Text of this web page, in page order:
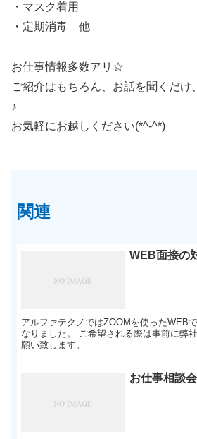
・マスク着用
・定期消毒 他
お仕事情報多数アリ☆
ご紹介はもちろん、お話を聞くだけ
♪
お気軽にお越しください(*^-^*)
関連
WEB面接の
アルファテクノではZOOMを使ったWEB
なりました。 ご希望される際は事前に弊
願い致します。
お仕事相談